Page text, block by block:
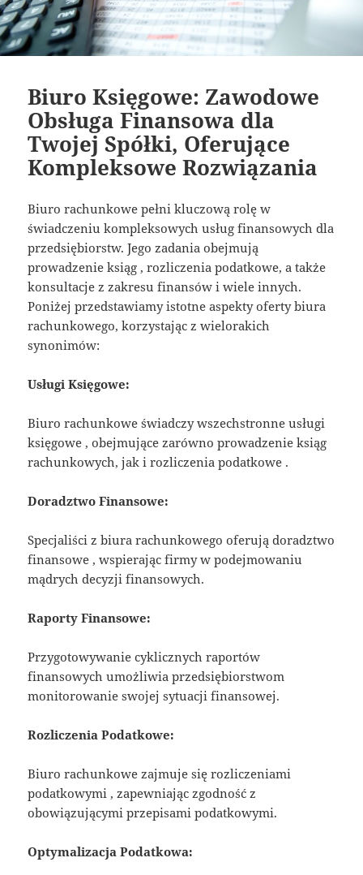
Biuro Księgowe: Zawodowe
Obsługa Finansowa dla
Twojej Spółki, Oferujące
Kompleksowe Rozwiązania
Biuro rachunkowe pełni kluczową rolę w
świadczeniu kompleksowych usług finansowych dla
przedsiębiorstw. Jego zadania obejmują
prowadzenie ksiąg , rozliczenia podatkowe, a także
konsultacje z zakresu finansów i wiele innych.
Poniżej przedstawiamy istotne aspekty oferty biura
rachunkowego, korzystając z wielorakich
synonimów:
Usługi Księgowe:
Biuro rachunkowe świadczy wszechstronne usługi
księgowe , obejmujące zarówno prowadzenie ksiąg
rachunkowych, jak i rozliczenia podatkowe .
Doradztwo Finansowe:
Specjaliści z biura rachunkowego oferują doradztwo
finansowe , wspierając firmy w podejmowaniu
mądrych decyzji finansowych.
Raporty Finansowe:
Przygotowywanie cyklicznych raportów
finansowych umożliwia przedsiębiorstwom
monitorowanie swojej sytuacji finansowej.
Rozliczenia Podatkowe:
Biuro rachunkowe zajmuje się rozliczeniami
podatkowymi , zapewniając zgodność z
obowiązującymi przepisami podatkowymi.
Optymalizacja Podatkowa: